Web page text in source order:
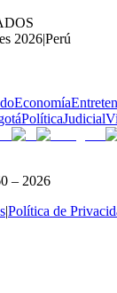
2026|Perú
Economía
PolíticaJudicial
– 2026
|Política de